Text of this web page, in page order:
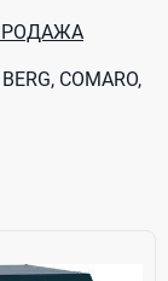
COMARO,